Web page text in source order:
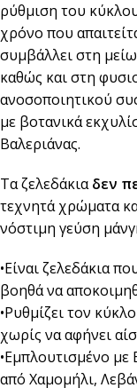
ρύθμιση του
χρόνο που
συμβάλλει στη
καθώς και στη
ανοσοποιητικού
με βοτανικά
Βαλεριάνας.
Τα ζελεδάκιαδεν
τεχνητά χρώματα
νόστιμη γεύση
•Είναι ζελεδάκια
βοηθά να
•Ρυθμίζει τον
χωρίς να αφήνει
•Εμπλουτισμένο
από Χαμομήλι,